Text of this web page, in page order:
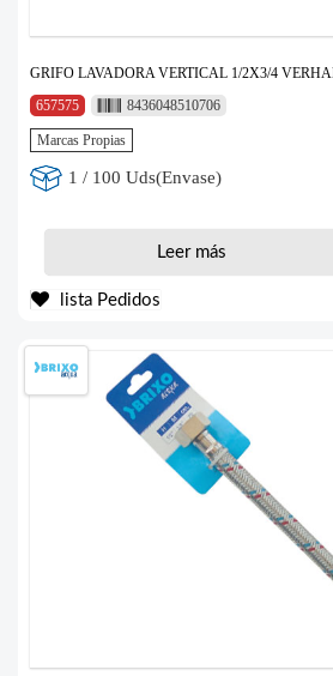
GRIFO LAVADORA VERTICAL 1/2X3/4
657575
8436048510706
Marcas Propias
1 / 100 Uds(Envase)
Leer más
lista Pedidos